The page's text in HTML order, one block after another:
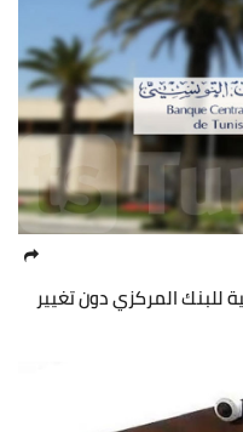
للبنك المركزي دون تغيير